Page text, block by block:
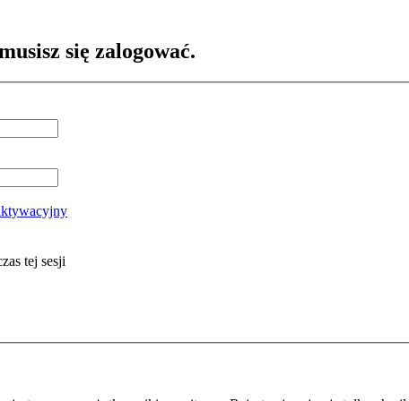
się zalogować.
tej sesji